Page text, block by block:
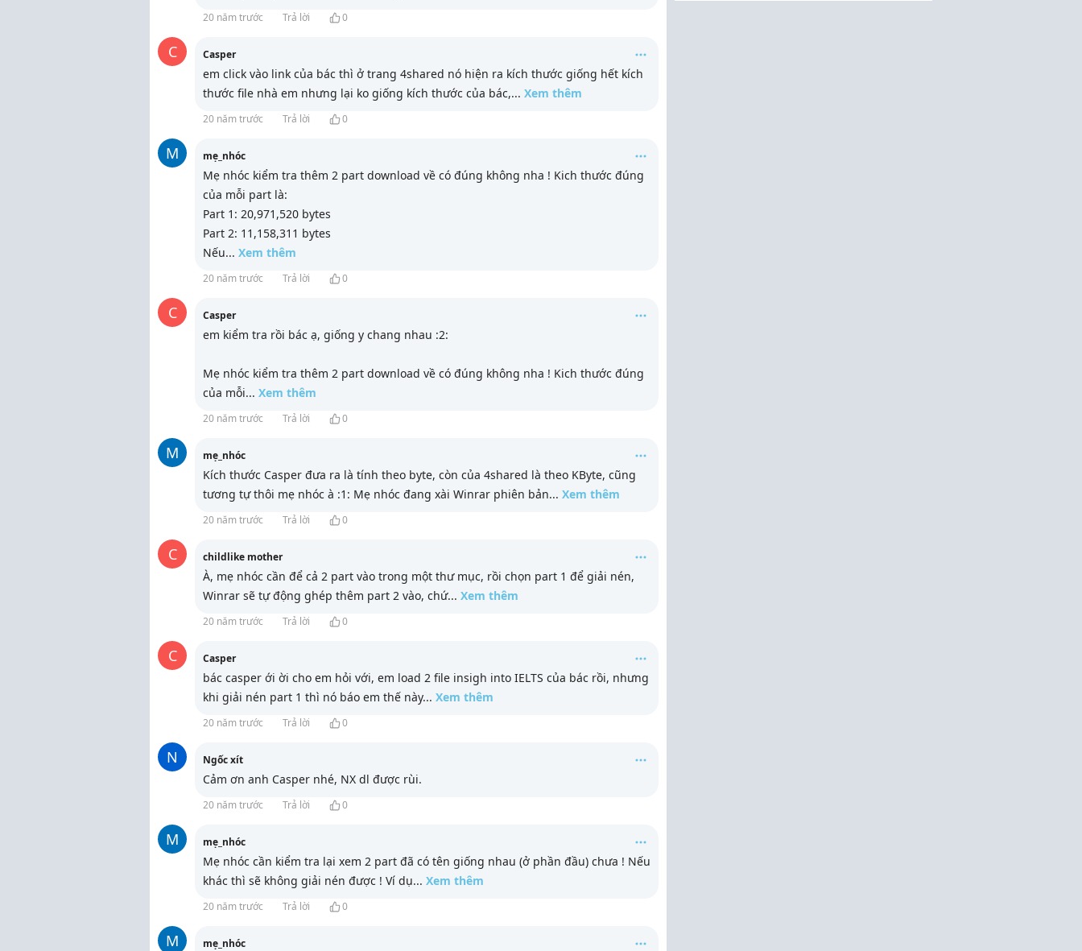
20 năm trước Trả lời 0
C Casper
em click vào link của bác thì ở trang 4shared nó hiện ra kích thước giống hết kích
thước file nhà em nhưng lại ko giống kích thước của bác,... Xem thêm
20 năm trước Trả lời 0
M mẹ_nhóc
Mẹ nhóc kiểm tra thêm 2 part download về có đúng không nha ! Kich thước đúng
của mỗi part là:
Part 1: 20,971,520 bytes
Part 2: 11,158,311 bytes
Nếu... Xem thêm
20 năm trước Trả lời 0
C Casper
em kiểm tra rồi bác ạ, giống y chang nhau :2:
Mẹ nhóc kiểm tra thêm 2 part download về có đúng không nha ! Kich thước đúng
của mỗi... Xem thêm
20 năm trước Trả lời 0
M mẹ_nhóc
Kích thước Casper đưa ra là tính theo byte, còn của 4shared là theo KByte, cũng
tương tự thôi mẹ nhóc à :1: Mẹ nhóc đang xài Winrar phiên bản... Xem thêm
20 năm trước Trả lời 0
C childlike mother
À, mẹ nhóc cần để cả 2 part vào trong một thư mục, rồi chọn part 1 để giải nén,
Winrar sẽ tự động ghép thêm part 2 vào, chứ... Xem thêm
20 năm trước Trả lời 0
C Casper
bác casper ới ời cho em hỏi với, em load 2 file insigh into IELTS của bác rồi, nhưng
khi giải nén part 1 thì nó báo em thế này... Xem thêm
20 năm trước Trả lời 0
N Ngốc xít
Cảm ơn anh Casper nhé, NX dl được rùi.
20 năm trước Trả lời 0
M mẹ_nhóc
Mẹ nhóc cần kiểm tra lại xem 2 part đã có tên giống nhau (ở phần đầu) chưa ! Nếu
khác thì sẽ không giải nén được ! Ví dụ... Xem thêm
20 năm trước Trả lời 0
M mẹ_nhóc